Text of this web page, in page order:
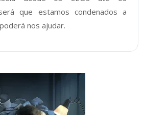
que estamos condenados a
nos ajudar.